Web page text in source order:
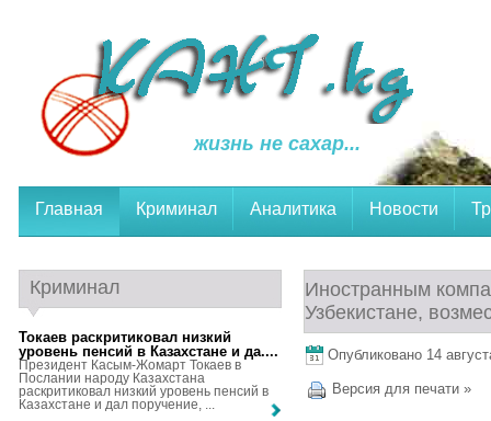
жизнь не сахар...
Главная Криминал Аналитика Новости
Иностранным
Узбекистане,
Опубликовано 14
Версия для печати »
Криминал
Токаев раскритиковал низкий
уровень пенсий в Казахстане и да....
Президент Касым-Жомарт Токаев в
Послании народу Казахстана
раскритиковал низкий уровень пенсий в
Казахстане и дал поручение, ...